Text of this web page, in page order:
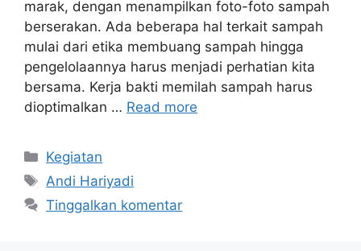
marak, dengan menampilkan foto-foto sampah
berserakan. Ada beberapa hal terkait sampah
mulai dari etika membuang sampah hingga
pengelolaannya harus menjadi perhatian kita
bersama. Kerja bakti memilah sampah harus
dioptimalkan … Read more
Kategori
Kegiatan
Tag
Andi Hariyadi
Tinggalkan komentar